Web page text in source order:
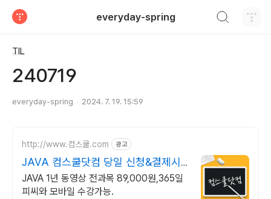
everyday-spring
TIL
240719
everyday-spring 2024. 7. 19. 15:59
http://www.컴스쿨.com 광고
JAVA 컴스쿨닷컴 당일 신청&결제시
기프티콘!
JAVA 1년 동영상 전과목 89,000원,365일
피씨와 모바일 수강가능.